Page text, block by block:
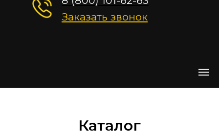
Каталог